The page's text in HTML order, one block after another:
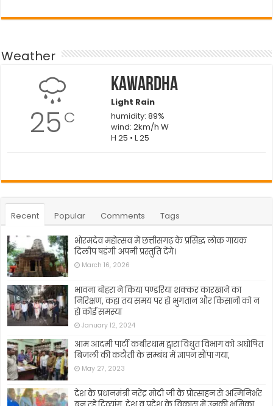
Weather
25 C
Kawardha
Light Rain
humidity: 89%
wind: 2km/h W
H 25 • L 25
Recent Popular Comments Tags
भोरमदेव महोत्सव में छत्तीसगढ़ के प्रसिद्ध लोक गायक
दिलीप षडंगी अपनी प्रस्तुति देंगे।
March 16, 2026
भावना बोहरा ने किया पण्डरिया शक्कर कारखाने का
निरिक्षण, कहा तय समय पर हो भुगतान और किसानों को न
हो कोई समस्या
January 12, 2024
आम आदमी पार्टी कबीरधाम द्वारा विधुत विभाग को अघोषित
बिजली की कटौती के सम्बंध में ज्ञापन सौंपा गया,
May 27, 2023
देश के प्रधानमंत्री नरेंद्र मोदी जी के प्रोत्साहन से अत्मिनिर्भर